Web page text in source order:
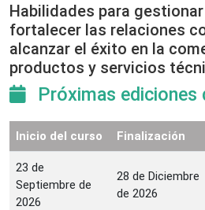
Habilidades para
fortalecer las relaciones
alcanzar el éxito en la
productos y servicios
Próximas ediciones
Inicio del curso Finalización
23 de
Septiembre de
2026
28 de Diciembre
de 2026